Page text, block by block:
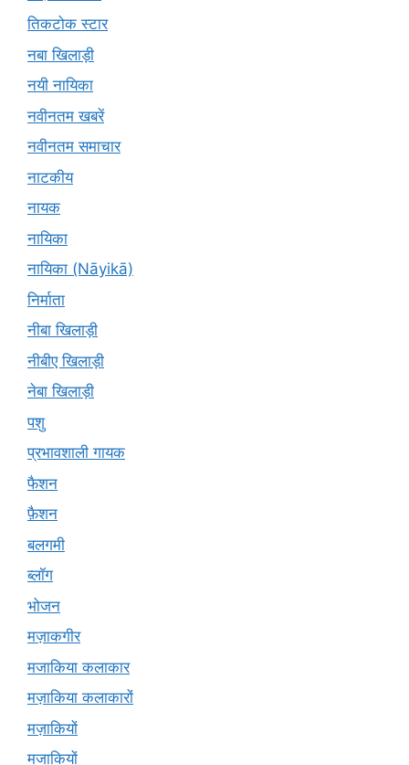
तिकटोक स्टार
नबा खिलाड़ी
नयी नायिका
नवीनतम खबरें
नवीनतम समाचार
नाटकीय
नायक
नायिका
नायिका (Nāyikā)
निर्माता
नीबा खिलाड़ी
नीबीए खिलाड़ी
नेबा खिलाड़ी
पशु
प्रभावशाली गायक
फैशन
फ़ैशन
बलगमी
ब्लॉग
भोजन
मज़ाकगीर
मजाकिया कलाकार
मज़ाकिया कलाकारों
मज़ाकियों
मजाकियों